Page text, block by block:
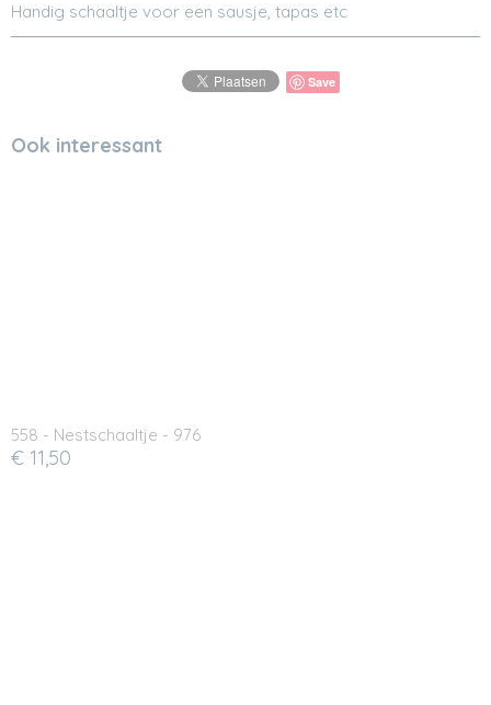
Handig schaaltje voor een sausje, tapas etc
Save
Ook interessant
558 - Nestschaaltje - 976
€ 11,50